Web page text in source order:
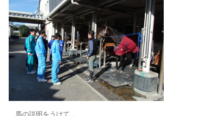
馬の説明をうけて…